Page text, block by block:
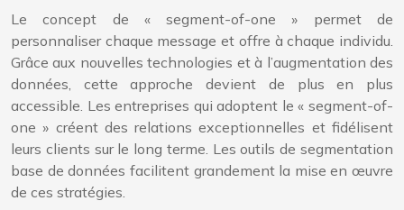
Le concept de « segment-of-one » permet de
personnaliser chaque message et offre à chaque individu.
Grâce aux nouvelles technologies et à l’augmentation des
données, cette approche devient de plus en plus
accessible. Les entreprises qui adoptent le « segment-of-
one » créent des relations exceptionnelles et fidélisent
leurs clients sur le long terme. Les outils de segmentation
base de données facilitent grandement la mise en œuvre
de ces stratégies.